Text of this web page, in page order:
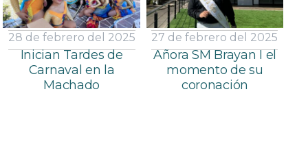
28 de febrero del 2025
Inician Tardes de
Carnaval en la
Machado
27 de febrero del 2025
Añora SM Brayan I el
momento de su
coronación